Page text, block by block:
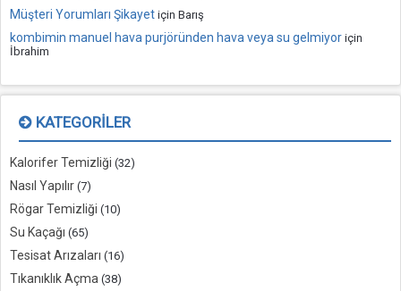
Müşteri Yorumları Şikayet için Barış
kombimin manuel hava purjöründen hava veya su gelmiyor için
İbrahim
KATEGORILER
Kalorifer Temizliği (32)
Nasıl Yapılır (7)
Rögar Temizliği (10)
Su Kaçağı (65)
Tesisat Arızaları (16)
Tıkanıklık Açma (38)